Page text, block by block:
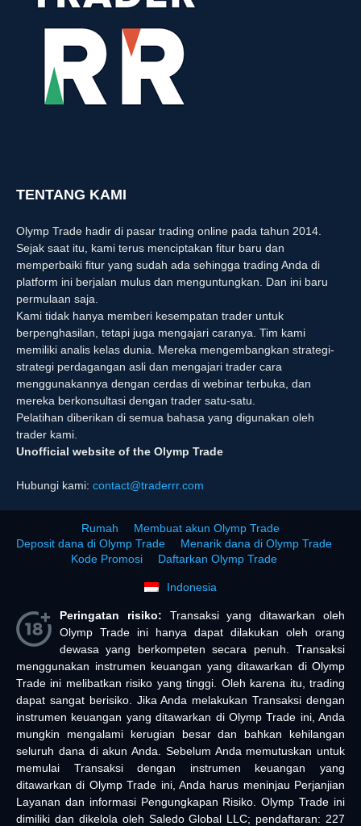
TENTANG KAMI
Olymp Trade hadir di pasar trading online pada tahun 2014.
Sejak saat itu, kami terus menciptakan fitur baru dan
memperbaiki fitur yang sudah ada sehingga trading Anda di
platform ini berjalan mulus dan menguntungkan. Dan ini baru
permulaan saja.
Kami tidak hanya memberi kesempatan trader untuk
berpenghasilan, tetapi juga mengajari caranya. Tim kami
memiliki analis kelas dunia. Mereka mengembangkan strategi-
strategi perdagangan asli dan mengajari trader cara
menggunakannya dengan cerdas di webinar terbuka, dan
mereka berkonsultasi dengan trader satu-satu.
Pelatihan diberikan di semua bahasa yang digunakan oleh
trader kami.
Unofficial website of the Olymp Trade
Hubungi kami: contact@traderrr.com
Rumah
Membuat akun Olymp Trade
Deposit dana di Olymp Trade
Menarik dana di Olymp Trade
Kode Promosi
Daftarkan Olymp Trade
Indonesia
Peringatan risiko: Transaksi yang ditawarkan oleh
Olymp Trade ini hanya dapat dilakukan oleh orang
dewasa yang berkompeten secara penuh. Transaksi
menggunakan instrumen keuangan yang ditawarkan di Olymp
Trade ini melibatkan risiko yang tinggi. Oleh karena itu, trading
dapat sangat berisiko. Jika Anda melakukan Transaksi dengan
instrumen keuangan yang ditawarkan di Olymp Trade ini, Anda
mungkin mengalami kerugian besar dan bahkan kehilangan
seluruh dana di akun Anda. Sebelum Anda memutuskan untuk
memulai Transaksi dengan instrumen keuangan yang
ditawarkan di Olymp Trade ini, Anda harus meninjau Perjanjian
Layanan dan informasi Pengungkapan Risiko. Olymp Trade ini
dimiliki dan dikelola oleh Saledo Global LLC; pendaftaran: 227